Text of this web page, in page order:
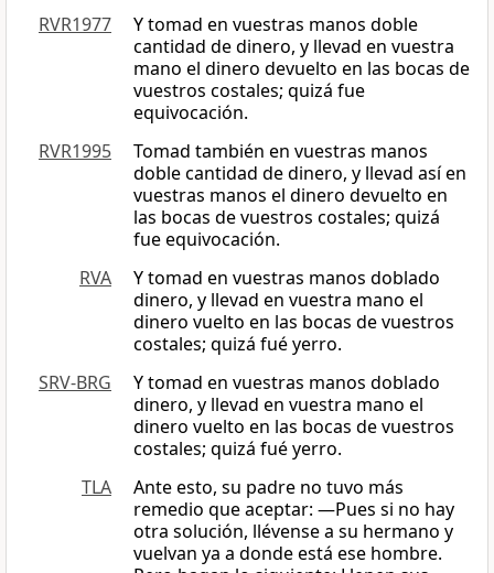
RVR1977
Y tomad en vuestras manos doble
cantidad de dinero, y llevad en vuestra
mano el dinero devuelto en las bocas de
vuestros costales; quizá fue
equivocación.
RVR1995
Tomad también en vuestras manos
doble cantidad de dinero, y llevad así en
vuestras manos el dinero devuelto en
las bocas de vuestros costales; quizá
fue equivocación.
RVA
Y tomad en vuestras manos doblado
dinero, y llevad en vuestra mano el
dinero vuelto en las bocas de vuestros
costales; quizá fué yerro.
SRV-BRG
Y tomad en vuestras manos doblado
dinero, y llevad en vuestra mano el
dinero vuelto en las bocas de vuestros
costales; quizá fué yerro.
TLA
Ante esto, su padre no tuvo más
remedio que aceptar: —Pues si no hay
otra solución, llévense a su hermano y
vuelvan ya a donde está ese hombre.